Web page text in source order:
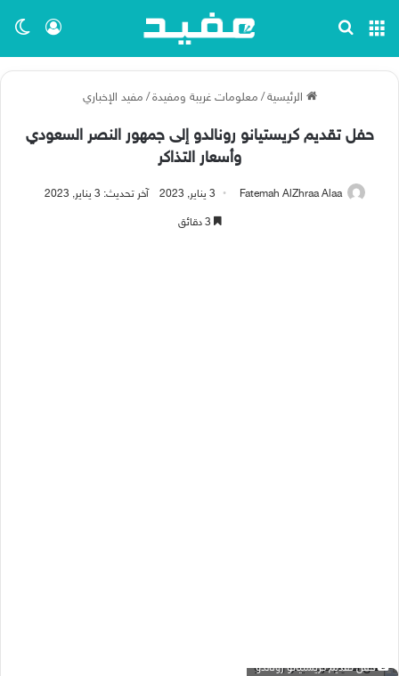
تسجيل القائمة
الرئيسية / معلومات غريبة ومفيدة / مفيد الإخباري
حفل تقديم كريستيانو رونالدو إلى جمهور النصر السعودي
وأسعار التذاكر
Fatemah AlZhraa Alaa 3 يناير, 2023 آخر تحديث: 3 يناير, 2023
حفل تقديم كريستيانو رونالدو